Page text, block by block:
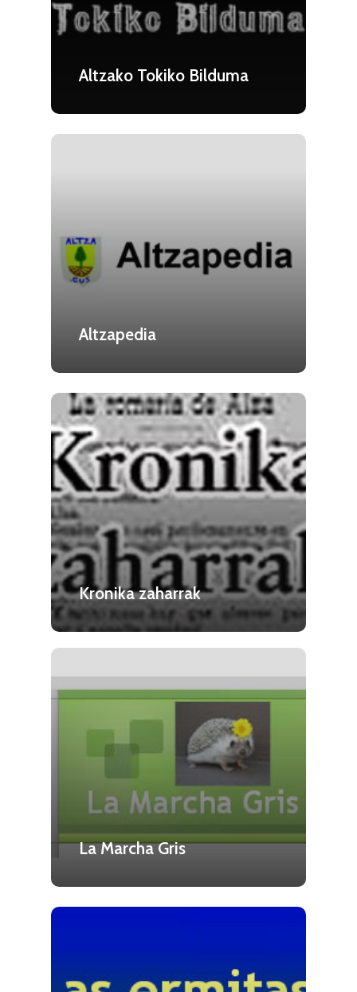
Altzako Tokiko Bilduma
Altzapedia
Kronika zaharrak
La Marcha Gris